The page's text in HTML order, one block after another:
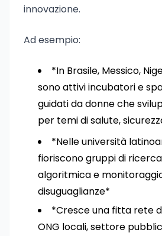
innovazione.
Ad esempio:
*In Brasile, Messico,
sono attivi incubatori e
guidati da donne che
per temi di salute,
*Nelle università
fioriscono gruppi di
algoritmica e
disuguaglianze*
*Cresce una fitta rete
ONG locali, settore